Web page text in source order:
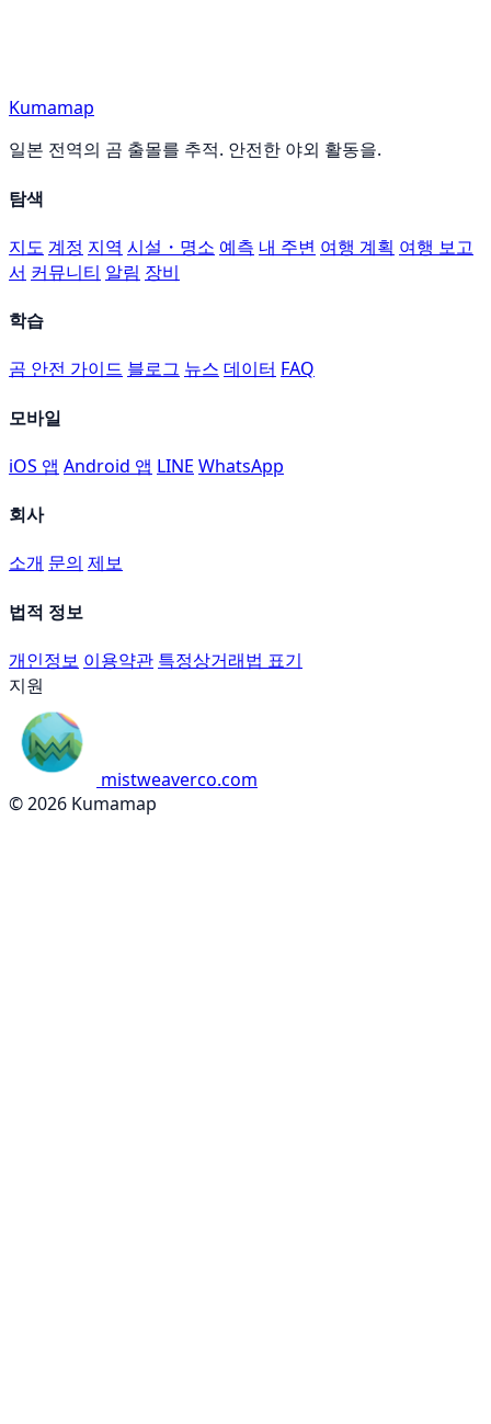
Kumamap
일본 전역의 곰 출몰를 추적. 안전한 야외 활동을.
탐색
지도 계정 지역 시설・명소 예측 내 주변 여행 계획 여행 보고
서 커뮤니티 알림 장비
학습
곰 안전 가이드 블로그 뉴스 데이터 FAQ
모바일
iOS 앱 Android 앱 LINE WhatsApp
회사
소개 문의 제보
법적 정보
개인정보 이용약관 특정상거래법 표기
지원
mistweaverco.com
© 2026 Kumamap